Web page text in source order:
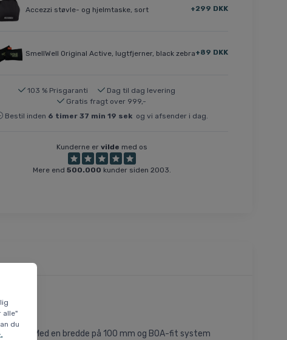
alle"
du
Accezzi støvle- og hjelmtaske, sort +299 DKK
SmellWell Original Active, lugtfjerner, black zebra+89 DKK
103 % Prisgaranti
Dag til dag levering
Gratis fragt over 999,-
Bestil inden 6 timer 37 min 19 sekog vi afsender i dag.
Kunderne er vilde med os
Mere end 500.000 kunder siden 2003.
Med en bredde på 100 mm og BOA-fit system